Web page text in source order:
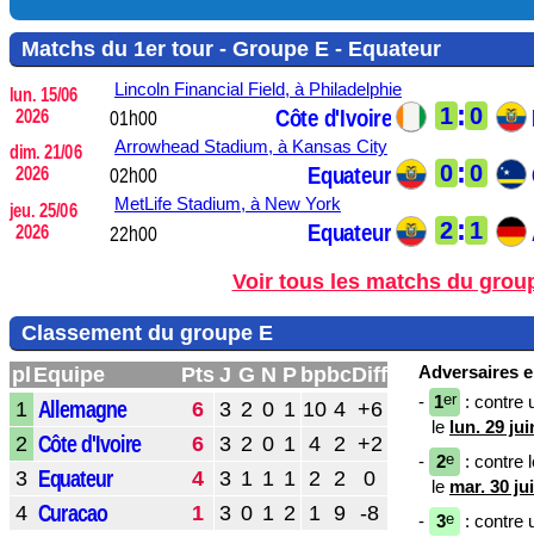
Matchs du 1er tour - Groupe E - Equateur
lun. 15/06
2026
Lincoln Financial Field, à Philadelphie
01h00 Côte d'Ivoire 1:0
dim. 21/06
2026
Arrowhead Stadium, à Kansas City
02h00 Equateur 0:0
jeu. 25/06
2026
MetLife Stadium, à New York
22h00 Equateur 2:1
Voir tous les matchs du
Classement du groupe E
pl Equipe Pts J G N P bp bcDiff
1 Allemagne 6 3 2 0 1 10 4 +6
2 Côte d'Ivoire 6 3 2 0 1 4 2 +2
3 Equateur 4 3 1 1 1 2 2
0
4 Curacao 1 3 0 1 2 1 9 -8
Adversaires
- 1er : contre
le lun. 29
- 2e
: contre
le mar. 30
- 3e : contre